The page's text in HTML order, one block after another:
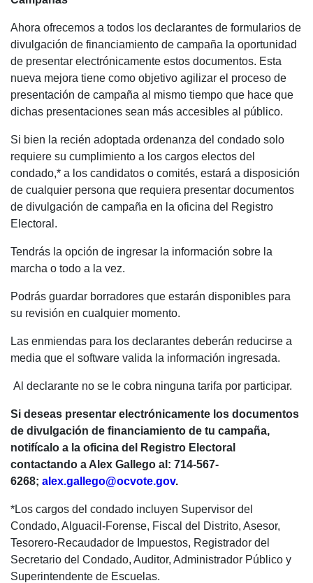
Ahora ofrecemos a todos los declarantes de formularios de
divulgación de financiamiento de campaña la oportunidad
de presentar electrónicamente estos documentos. Esta
nueva mejora tiene como objetivo agilizar el proceso de
presentación de campaña al mismo tiempo que hace que
dichas presentaciones sean más accesibles al público.
Si bien la recién adoptada ordenanza del condado solo
requiere su cumplimiento a los cargos electos del
condado,* a los candidatos o comités, estará a disposición
de cualquier persona que requiera presentar documentos
de divulgación de campaña en la oficina del Registro
Electoral.
Tendrás la opción de ingresar la información sobre la
marcha o todo a la vez.
Podrás guardar borradores que estarán disponibles para
su revisión en cualquier momento.
Las enmiendas para los declarantes deberán reducirse a
media que el software valida la información ingresada.
Al declarante no se le cobra ninguna tarifa por participar.
Si deseas presentar electrónicamente los documentos
de divulgación de financiamiento de tu campaña,
notifícalo a la oficina del Registro Electoral
contactando a Alex Gallego al: 714-567-
6268; alex.gallego@ocvote.gov.
*Los cargos del condado incluyen Supervisor del
Condado, Alguacil-Forense, Fiscal del Distrito, Asesor,
Tesorero-Recaudador de Impuestos, Registrador del
Secretario del Condado, Auditor, Administrador Público y
Superintendente de Escuelas.